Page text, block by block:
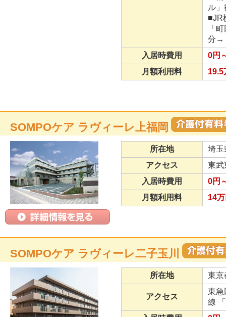
ル
■JR
「
分→
入居時費用
0円
月額利用料
19.5
SOMPOケア ラヴィーレ上福岡
所在地
埼玉
アクセス
東武
入居時費用
0円
月額利用料
14
SOMPOケア ラヴィーレ二子玉川
所在地 東京
アクセス
東急
線